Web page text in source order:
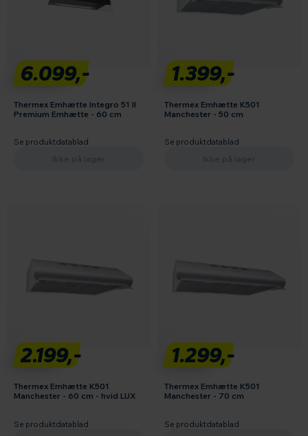
6.099,-
Thermex Emhætte Integro 51 II
Premium Emhætte - 60 cm
Se produktdatablad
1.399,-
Thermex Emhætte K501
Manchester - 50 cm
Se produktdatablad
2.199,-
Thermex Emhætte K501
Manchester - 60 cm - hvid LUX
Se produktdatablad
1.299,-
Thermex Emhætte K501
Manchester - 70 cm
Se produktdatablad